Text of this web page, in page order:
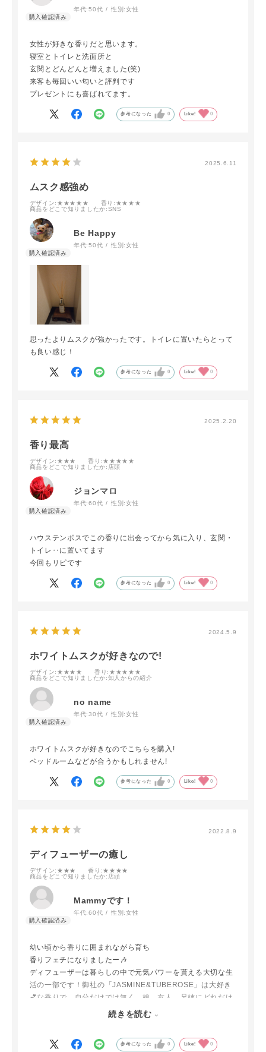
年代:50代 性別:女性
女性が好きな香りだと思います。
寝室とトイレと洗面所と
玄関とどんどんと増えました(笑)
来客も毎回いい匂いと評判です
プレゼントにも喜ばれてます。
参考になった 0 Like! 0
2025.6.11
ムスク感強め
デザイン:★★★★★ 香り :★★★★
商品をどこで知りましたか:SNS
Be Happy
年代:50代 性別:女性
思ったよりムスクが強かったです。トイレに置いたらとって
も良い感じ！
参考になった 0 Like! 0
2025.2.20
香り最高
デザイン:★★★ 香り :★★★★★
商品をどこで知りましたか:店頭
ジョンマロ
年代:60代 性別:女性
ハウステンボスでこの香りに出会ってから気に入り、玄関・
トイレ‥に置いてます
今回もリピです
参考になった 0 Like! 0
2024.5.9
ホワイトムスクが好きなので!
デザイン:★★★★ 香り :★★★★★
商品をどこで知りましたか:知人からの紹介
no name
年代:30代 性別:女性
ホワイトムスクが好きなのでこちらを購入!
ベッドルームなどが合うかもしれません!
参考になった 0 Like! 0
2022.8.9
ディフューザーの癒し
デザイン:★★★ 香り :★★★★
商品をどこで知りましたか:店頭
Mammyです！
年代:60代 性別:女性
幼い頃から香りに囲まれながら育ち
香りフェチになりましたー🎶
ディフューザーは暮らしの中で元気パワーを貰える大切な生
活の一部です！御社の「JASMINE&TUBEROSE」は大好き
💕な香りで、自分だけでは無く、娘、友人、兄姉にどれだけ
プレゼント🎁したか分からない位、気に入っています！先
庫切れと言う事でこちらの通販を探し購入する事が出来まし
続きを読む
参考になった 0 Like! 0